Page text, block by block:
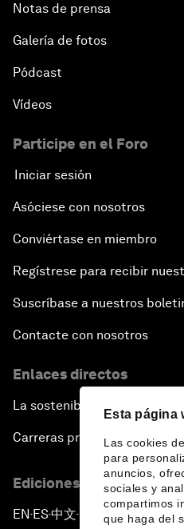
Esta página
Las cookies
para
anuncios,
sociales y
compartimos
que haga del
Notas de prensa
Galería de fotos
Pódcast
Vídeos
Participe en el Foro
Iniciar sesión
Asóciese con nosotros
Conviértase en miembro
Regístrese para recibir
Suscríbase a nuestros
Contacte con nosotros
Enlaces directos
La sostenibilidad en el Foro
Carreras profesionales
Ediciones en otros
EN ▪ ES▪中文▪ 日本語